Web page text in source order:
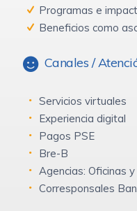
Programas e
Beneficios como
Canales /
Servicios virtuales
Experiencia digital
Pagos PSE
Bre-B
Agencias: Oficinas
Corresponsales